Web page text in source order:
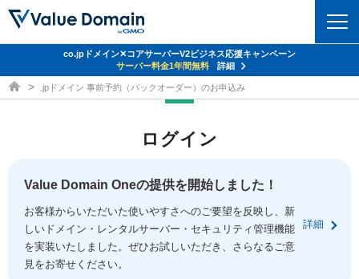
ドメイントップ
ドメイン移管
ドメイン価格一覧
ドメイン一括検索
コアサーバー
バリューサーバー
XREA
セキュリティトップ
Value Domain ネットde診断
SSL証明書
サービストップ
お得意様割引
facebook
co.jpドメイン✕コアサーバーV2ビジネス応援キャンペーン
サーバー料金1年間無料
詳細
ドメイン取得ならバリュードメイン
.jpドメイン 事前予約（バックオーダー）のお申込み
ログイン
Value Domain Oneの提供を開始しました！
お客様からいただいた使いやすさへのご要望を反映し、新
しいドメイン・レンタルサーバー・セキュリティ管理機能
を実装いたしました。ぜひお試しいただき、さらなるご意
見をお寄せください。
詳細